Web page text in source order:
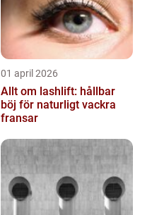
01 april 2026
Allt om lashlift: hållbar
böj för naturligt vackra
fransar